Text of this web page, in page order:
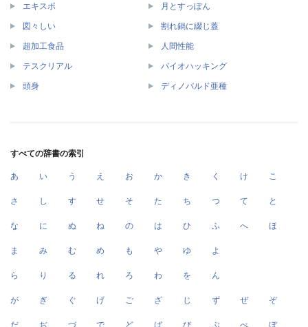
エキスポ 月とすっぽん
図々しい 割れ鍋に綴じ蓋
超加工食品 人間性能
テスクリアル バイオハッキング
頭身 ディノバルド亜種
すべての辞書の索引
あ い う え お か き く け こ
さ し す せ そ た ち つ て と
な に ぬ ね の は ひ ふ へ ほ
ま み む め も や ゆ よ
ら り る れ ろ わ を ん
が ぎ ぐ げ ご ざ じ ず ぜ ぞ
だ ぢ づ で ど ば び ぶ べ ぼ